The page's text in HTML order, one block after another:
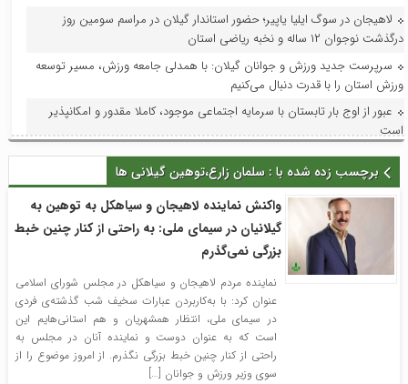
لاهیجان در سوگ ایلیا یاپیر؛ حضور استاندار گیلان در مراسم سومین روز
درگذشت نوجوان ۱۲ ساله و نخبه ریاضی استان
سرپرست جدید ورزش و جوانان گیلان: با همدلی جامعه ورزش، مسیر توسعه
ورزش استان را با قدرت دنبال می‌کنیم
عبور از اوج بار تابستان با سرمایه اجتماعی موجود، کاملا مقدور و امکانپذیر
است
فرماندار لاهیجان در آیین نخستین برداشت مکانیزه برنج شهرستان: توسعه
مکانیزاسیون، ضامن پایداری تولید برنج و حمایت از کشاورزان است
تأکید طاعتی مقدم بر توسعه همکاری‌های همه جانبه میان منطقه آزاد انزلی و
روسیه؛سرکنسول جدید فدراسیون روسیه در گیلان با مدیرعامل سازمان دیدار کرد
تفاهم‌نامه خواهرخواندگی شهرهای لاهیجان و اردبیل با حضور وزیر فرهنگ و
ارشاد اسلامی امضا شد
فراخوان پانزدهمین جشنواره تئاتر خیابانی شهروند لاهیجان اعلام شد
بررسی روند صدور مجوز تبدیل به احسن موقوفه محمدتقی کریم با حضور
مسئولان و نمایندگان روستاهای ساحلی
برچسب زده شده با : سلمان زارع،توهین گیلانی ها
واکنش نماینده لاهیجان و سیاهکل به توهین به
گیلانیان در سیمای ملی: به راحتی از کنار چنین خبط
بزرگی نمی‌گذرم
نماینده مردم لاهیجان و سیاهکل در مجلس شورای اسلامی
عنوان کرد: با به‌کاربردن عبارات سخیف شب گذشته‌ی فردی
در سیمای ملی، انتظار همشهریان و هم استانی‌هایم این
است که به عنوان دوست و نماینده‌ آنان در مجلس به
راحتی از کنار چنین خبط بزرگی نگذرم. از امروز موضوع را از
سوی وزیر ورزش و جوانان […]